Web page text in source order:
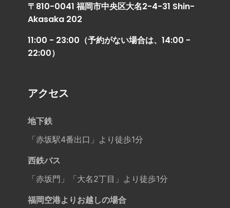
〒810-0041 福岡市中央区大名2-4-31 Shin-
Akasaka 202
11:00 - 23:00（予約がない場合は、14:00 -
22:00）
アクセス
地下鉄
「赤坂駅4番出口」より徒歩1分
西鉄バス
「赤坂門」「大名2丁目」より徒歩1分
福岡空港よりお越しの場合